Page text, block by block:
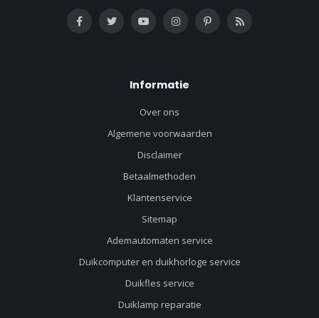
Informatie
Over ons
Algemene voorwaarden
Disclaimer
Betaalmethoden
Klantenservice
Sitemap
Ademautomaten service
Duikcomputer en duikhorloge service
Duikfles service
Duiklamp reparatie